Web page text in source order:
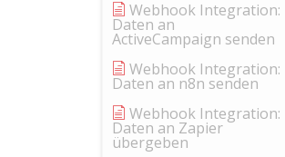
Webhook Integration:
Daten an
ActiveCampaign senden
Webhook Integration:
Daten an n8n senden
Webhook Integration:
Daten an Zapier
übergeben